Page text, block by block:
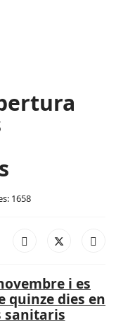
1658
i es
quinze dies en
sanitaris